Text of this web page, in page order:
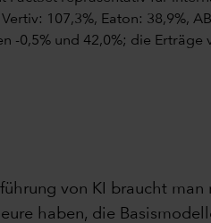
von KI braucht
haben, die